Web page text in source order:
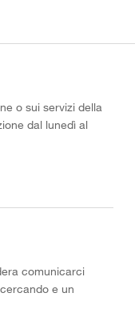
o sui servizi della
dal lunedì al
comunicarci
e un